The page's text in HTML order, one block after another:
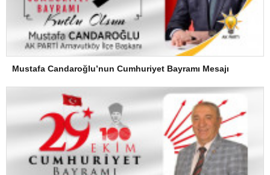
Mustafa Candaroğlu’nun Cumhuriyet Bayramı Mesajı